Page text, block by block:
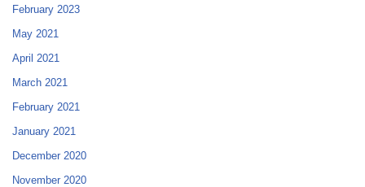
February 2023
May 2021
April 2021
March 2021
February 2021
January 2021
December 2020
November 2020